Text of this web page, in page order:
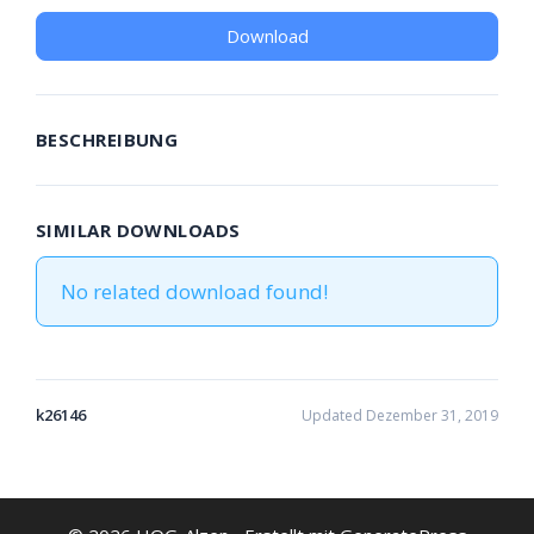
Download
BESCHREIBUNG
SIMILAR DOWNLOADS
No related download found!
k26146 Updated Dezember 31, 2019